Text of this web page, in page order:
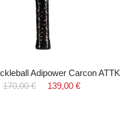
Adipower Carcon ATTK
170,00 €
139,00 €